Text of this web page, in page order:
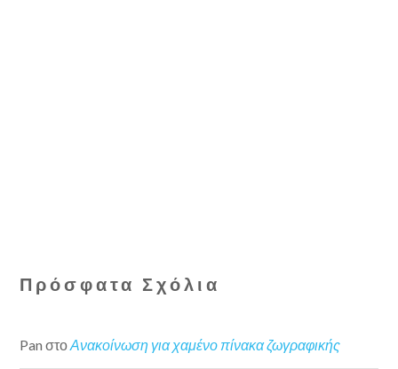
Πρόσφατα Σχόλια
Pan στοΑνακοίνωση για χαμένο πίνακα ζωγραφικής